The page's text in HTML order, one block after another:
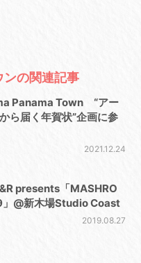
ンの関連記事
Panama Town “アー
ら届く年賀状”企画に参
2021.12.24
presents「MASHRO
@新木場Studio Coast
2019.08.27